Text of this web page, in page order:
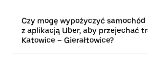
Czy mogę wypożyczyć samochód
z aplikacją Uber, aby przejechać
Katowice – Gierałtowice?